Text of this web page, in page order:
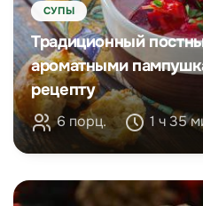
СУПЫ
Традиционный
ароматными
рецепту
6 порц. 1 ч 35